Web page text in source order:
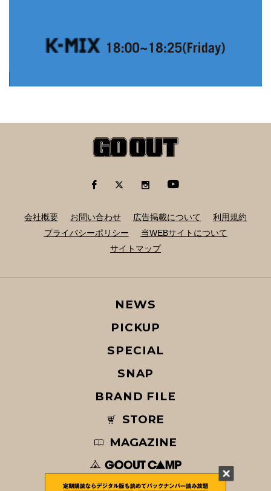
会社概要 お問い合わせ 広告掲載について
利用規約
プライバシーポリシー
当WEBサイトについて
サイトマップ
NEWS
PICKUP
SPECIAL
SNAP
BRAND FILE
STORE
MAGAZINE